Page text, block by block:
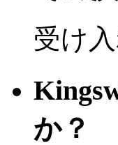
受け
か？